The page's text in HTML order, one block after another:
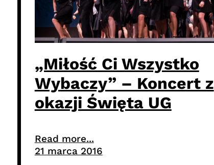
„Miłość Ci Wszystko
Wybaczy” – Koncert z
okazji Święta UG
Read more...
21 marca 2016